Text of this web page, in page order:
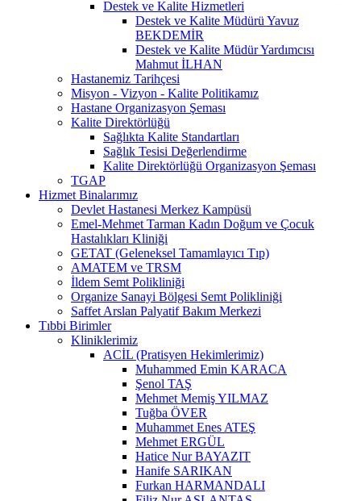
Destek ve Kalite Hizmetleri
Destek ve Kalite Müdürü Yavuz
BEKDEMİR
Destek ve Kalite Müdür Yardımcısı
Mahmut İLHAN
Hastanemiz Tarihçesi
Misyon - Vizyon - Kalite Politikamız
Hastane Organizasyon Şeması
Kalite Direktörlüğü
Sağlıkta Kalite Standartları
Sağlık Tesisi Değerlendirme
Kalite Direktörlüğü Organizasyon Şeması
TGAP
Hizmet Binalarımız
Devlet Hastanesi Merkez Kampüsü
Emel-Mehmet Tarman Kadın Doğum ve Çocuk
Hastalıkları Kliniği
GETAT (Geleneksel Tamamlayıcı Tıp)
AMATEM ve TRSM
İldem Semt Polikliniği
Organize Sanayi Bölgesi Semt Polikliniği
Saffet Arslan Palyatif Bakım Merkezi
Tıbbi Birimler
Kliniklerimiz
ACİL (Pratisyen Hekimlerimiz)
Muhammed Emin KARACA
Şenol TAŞ
Mehmet Memiş YILMAZ
Tuğba ÖVER
Muhammet Enes ATEŞ
Mehmet ERGÜL
Hatice Nur BAYAZIT
Hanife SARIKAN
Furkan HARMANDALI